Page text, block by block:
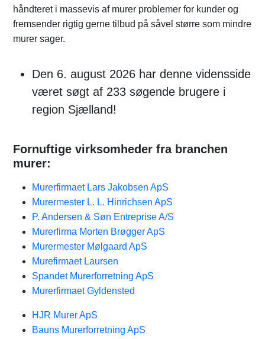
håndteret i massevis af murer problemer for kunder og
fremsender rigtig gerne tilbud på såvel større som mindre
murer sager.
Den 6. august 2026 har denne vidensside
været søgt af 233 søgende brugere i
region Sjælland!
Fornuftige virksomheder fra branchen
murer:
Murerfirmaet Lars Jakobsen ApS
Murermester L. L. Hinrichsen ApS
P. Andersen & Søn Entreprise A/S
Murerfirma Morten Brøgger ApS
Murermester Mølgaard ApS
Murefirmaet Laursen
Spandet Murerforretning ApS
Murerfirmaet Gyldensted
HJR Murer ApS
Bauns Murerforretning ApS